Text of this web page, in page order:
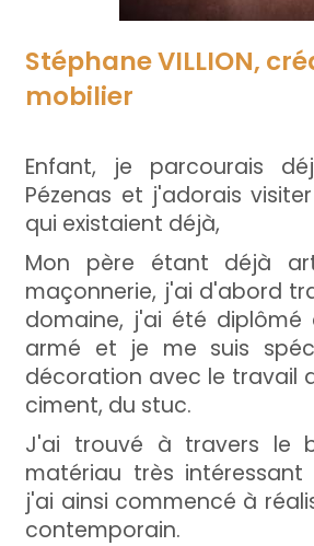
Stéphane VILLION,
mobilier
Enfant, je parcourais
Pézenas et j'adorais
qui existaient déjà,
Mon père étant déjà
maçonnerie, j'ai d'abord
domaine, j'ai été diplômé
armé et je me suis
décoration avec le travail
ciment, du stuc.
J'ai trouvé à travers le
matériau très
j'ai ainsi commencé à
contemporain.